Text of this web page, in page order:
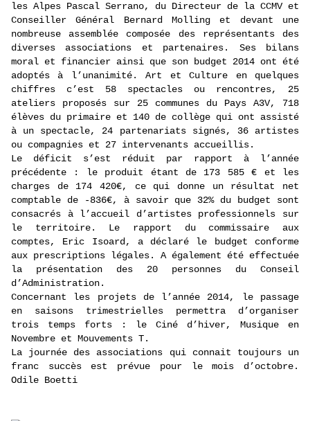
les Alpes Pascal Serrano, du Directeur de la CCMV et
Conseiller Général Bernard Molling et devant une
nombreuse assemblée composée des représentants des
diverses associations et partenaires. Ses bilans
moral et financier ainsi que son budget 2014 ont été
adoptés à l’unanimité. Art et Culture en quelques
chiffres c’est 58 spectacles ou rencontres, 25
ateliers proposés sur 25 communes du Pays A3V, 718
élèves du primaire et 140 de collège qui ont assisté
à un spectacle, 24 partenariats signés, 36 artistes
ou compagnies et 27 intervenants accueillis.
Le déficit s’est réduit par rapport à l’année
précédente : le produit étant de 173 585 € et les
charges de 174 420€, ce qui donne un résultat net
comptable de -836€, à savoir que 32% du budget sont
consacrés à l’accueil d’artistes professionnels sur
le territoire. Le rapport du commissaire aux
comptes, Eric Isoard, a déclaré le budget conforme
aux prescriptions légales. A également été effectuée
la présentation des 20 personnes du Conseil
d’Administration.
Concernant les projets de l’année 2014, le passage
en saisons trimestrielles permettra d’organiser
trois temps forts : le Ciné d’hiver, Musique en
Novembre et Mouvements T.
La journée des associations qui connait toujours un
franc succès est prévue pour le mois d’octobre.
Odile Boetti